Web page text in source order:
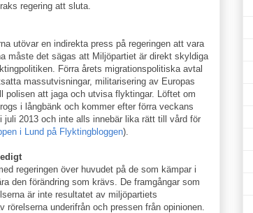
regering att sluta.
utövar en indirekta press på regeringen att vara
måste det sägas att Miljöpartiet är direkt skyldiga
Förra årets migrationspolitiska avtal
massutvisningar, militarisering av Europas
polisen att jaga och utvisa flyktingar. Löftet om
i långbänk och kommer efter förra veckans
juli 2013 och inte alls innebär lika rätt till vård för
i Lund på Flyktingbloggen).
regeringen över huvudet på de som kämpar i
den förändring som krävs. De framgångar som
är inte resultatet av miljöpartiets
rörelserna underifrån och pressen från opinionen.